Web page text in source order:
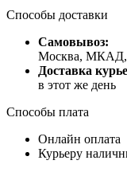
Способы доставки
Самовывоз:
Москва, МКАД,
Доставка
в этот же день
Способы плата
Онлайн оплата
Курьеру